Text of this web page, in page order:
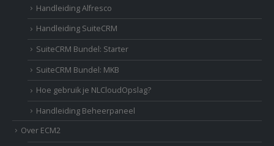
Handleiding Alfresco
Handleiding SuiteCRM
SuiteCRM Bundel: Starter
SuiteCRM Bundel: MKB
Hoe gebruik je NLCloudOpslag?
Handleiding Beheerpaneel
Over ECM2